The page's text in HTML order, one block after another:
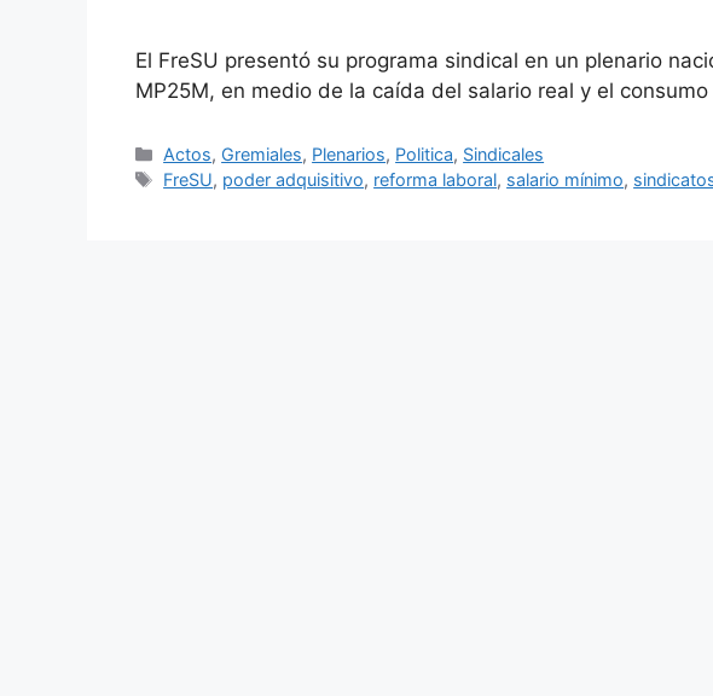
El FreSU presentó su programa sindical en un plenario
MP25M, en medio de la caída del salario real y el
Actos, Gremiales, Plenarios, Politica, Sindicales
FreSU, poder adquisitivo, reforma laboral, salario mínimo,